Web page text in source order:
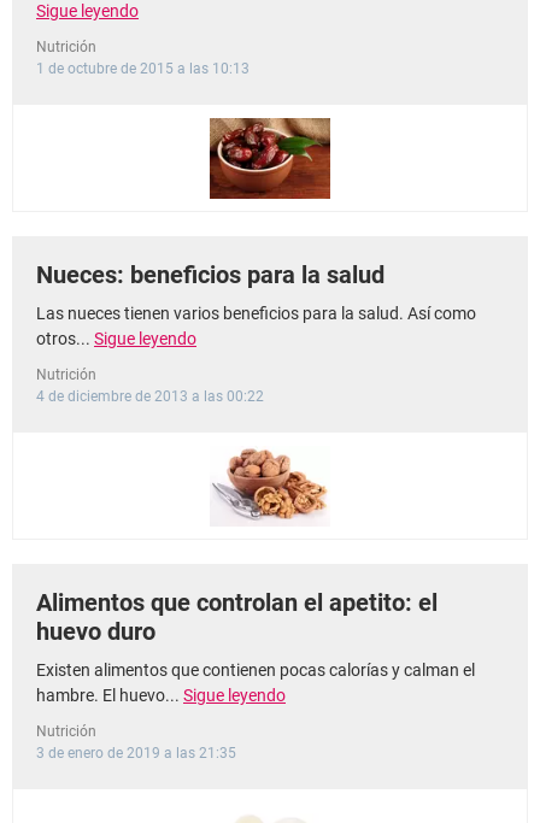
Sigue leyendo
Nutrición
1 de octubre de 2015 a las 10:13
Nueces: beneficios para la salud
Las nueces tienen varios beneficios para la salud. Así como
otros... Sigue leyendo
Nutrición
4 de diciembre de 2013 a las 00:22
Alimentos que controlan el apetito: el
huevo duro
Existen alimentos que contienen pocas calorías y calman el
hambre. El huevo... Sigue leyendo
Nutrición
3 de enero de 2019 a las 21:35